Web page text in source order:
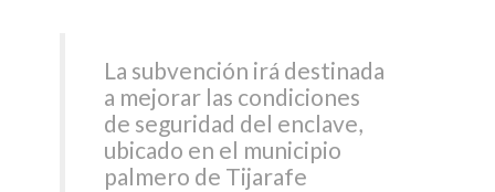
La subvención irá destinada
a mejorar las condiciones
de seguridad del enclave,
ubicado en el municipio
palmero de Tijarafe